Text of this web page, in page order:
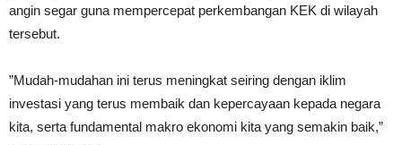
angin segar guna mempercepat perkembangan KEK di wilayah
tersebut.
”Mudah-mudahan ini terus meningkat seiring dengan iklim
investasi yang terus membaik dan kepercayaan kepada negara
kita, serta fundamental makro ekonomi kita yang semakin baik,”